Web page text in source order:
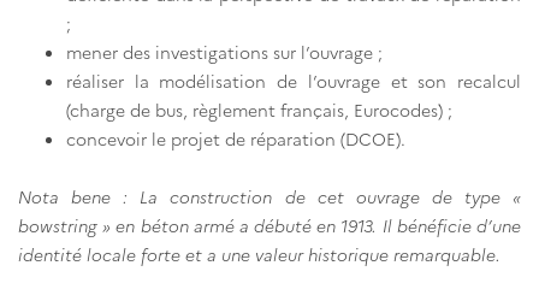
;
mener des investigations sur l’ouvrage ;
réaliser la modélisation de l’ouvrage et son recalcul
(charge de bus, règlement français, Eurocodes) ;
concevoir le projet de réparation (DCOE).
Nota bene : La construction de cet ouvrage de type «
bowstring » en béton armé a débuté en 1913. Il bénéficie d’une
identité locale forte et a une valeur historique remarquable.